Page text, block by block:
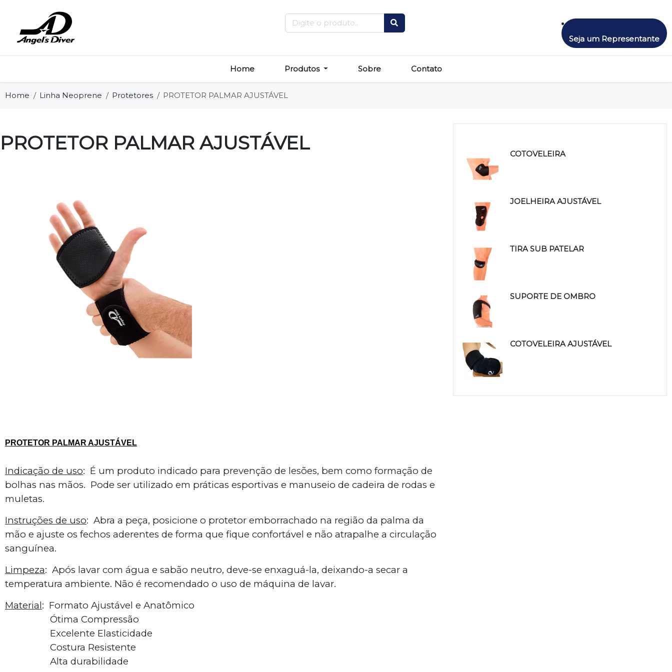
Seja um Representante
Home Produtos Sobre Contato
Home Linha Neoprene Protetores PROTETOR PALMAR AJUSTÁVEL
PROTETOR PALMAR AJUSTÁVEL
PROTETOR PALMAR AJUSTÁVEL
Indicação de uso: É um produto indicado para prevenção de lesões, bem como formação de
bolhas nas mãos. Pode ser utilizado em práticas esportivas e manuseio de cadeira de rodas e
muletas.
Instruções de uso: Abra a peça, posicione o protetor emborrachado na região da palma da
mão e ajuste os fechos aderentes de forma que fique confortável e não atrapalhe a circulação
sanguínea.
Limpeza: Após lavar com água e sabão neutro, deve-se enxaguá-la, deixando-a secar a
temperatura ambiente. Não é recomendado o uso de máquina de lavar.
Material: Formato Ajustável e Anatômico
Ótima Compressão
Excelente Elasticidade
Costura Resistente
Alta durabilidade
COTOVELEIRA
JOELHEIRA AJUSTÁVEL
TIRA SUB PATELAR
SUPORTE DE OMBRO
COTOVELEIRA AJUSTÁVEL